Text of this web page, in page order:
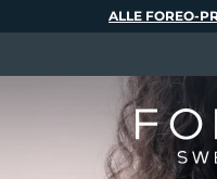
ALLE FOREO-